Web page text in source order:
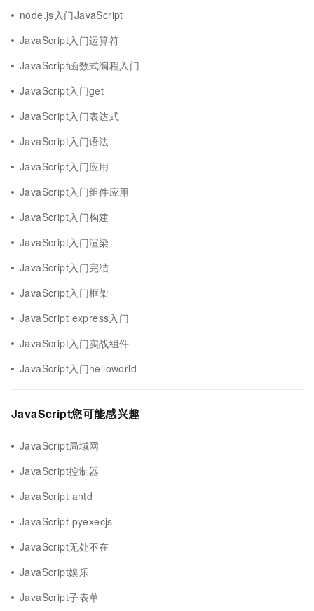
node.js入门JavaScript
JavaScript入门运算符
JavaScript函数式编程入门
JavaScript入门get
JavaScript入门表达式
JavaScript入门语法
JavaScript入门应用
JavaScript入门组件应用
JavaScript入门构建
JavaScript入门渲染
JavaScript入门完结
JavaScript入门框架
JavaScript express入门
JavaScript入门实战组件
JavaScript入门helloworld
JavaScript您可能感兴趣
JavaScript局域网
JavaScript控制器
JavaScript antd
JavaScript pyexecjs
JavaScript无处不在
JavaScript娱乐
JavaScript子表单